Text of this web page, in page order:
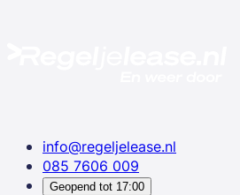
info@regeljelease.nl
085 7606 009
Geopend tot 17:00